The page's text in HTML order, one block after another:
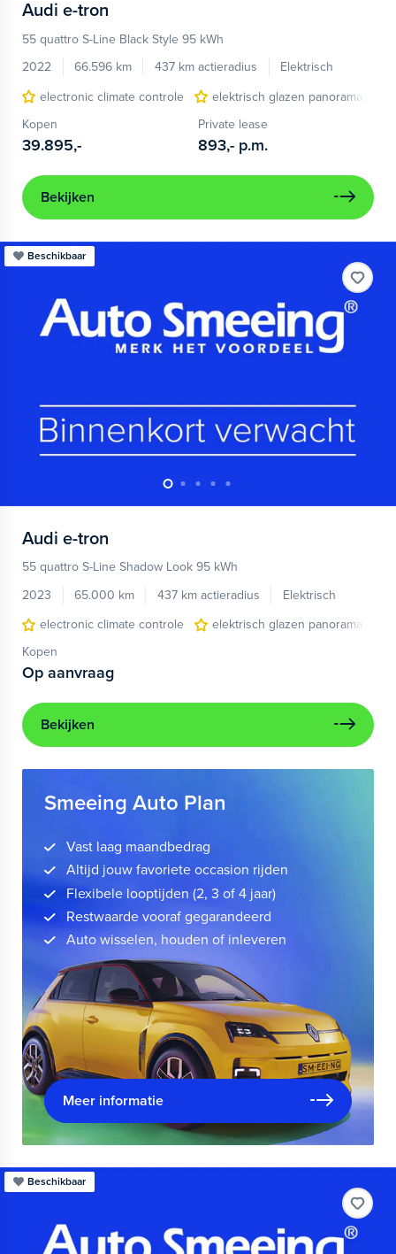
Audi e-tron
55 quattro S-Line Black Style 95 kWh
2022
66.596 km 437 km actieradius
Elektrisch
electronic climate controle
elektrisch glazen panorama-dak
Kopen
39.895,-
Private lease
893,- p.m.
Bekijken
Beschikbaar
Audi e-tron
55 quattro S-Line Shadow Look 95 kWh
2023
65.000 km 437 km actieradius
Elektrisch
electronic climate controle
elektrisch glazen panorama-dak
Kopen
Op aanvraag
Bekijken
Smeeing Auto Plan
Vast laag maandbedrag
Altijd jouw favoriete occasion rijden
Flexibele looptijden (2, 3 of 4 jaar)
Restwaarde vooraf gegarandeerd
Auto wisselen, houden of inleveren
Meer informatie
Beschikbaar